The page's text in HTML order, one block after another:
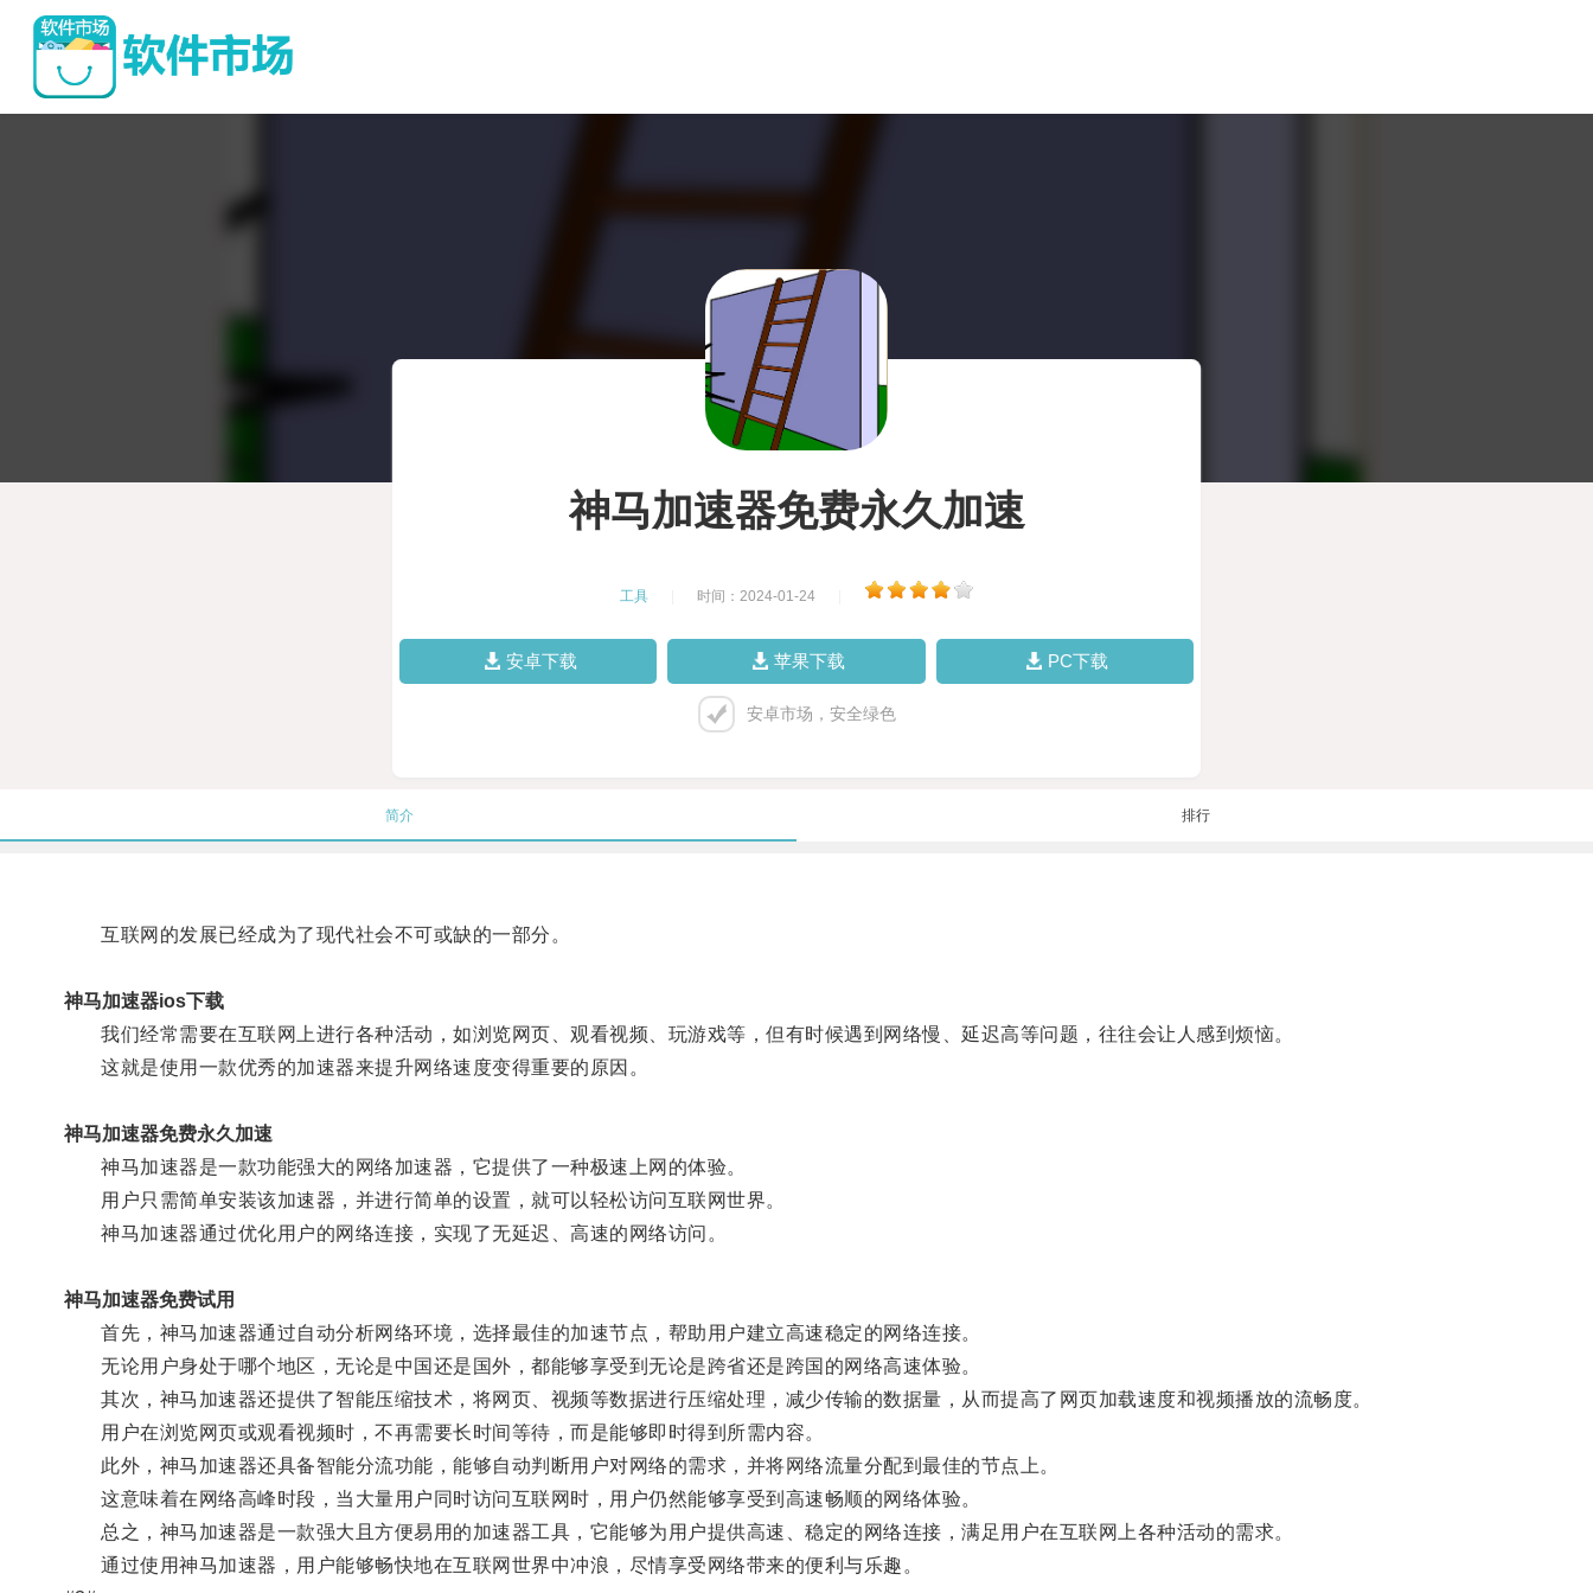
神马加速器免费永久加速
工具 时间：2024-01-24
安卓下载 苹果下载 PC下载
安卓市场，安全绿色
简介 排行
互联网的发展已经成为了现代社会不可或缺的一部分。
神马加速器ios下载
我们经常需要在互联网上进行各种活动，如浏览网页、观看视频、玩游戏等，但有时候遇到网络慢、延迟高等问题，往往会让人感到烦恼。
这就是使用一款优秀的加速器来提升网络速度变得重要的原因。
神马加速器免费永久加速
神马加速器是一款功能强大的网络加速器，它提供了一种极速上网的体验。
用户只需简单安装该加速器，并进行简单的设置，就可以轻松访问互联网世界。
神马加速器通过优化用户的网络连接，实现了无延迟、高速的网络访问。
神马加速器免费试用
首先，神马加速器通过自动分析网络环境，选择最佳的加速节点，帮助用户建立高速稳定的网络连接。
无论用户身处于哪个地区，无论是中国还是国外，都能够享受到无论是跨省还是跨国的网络高速体验。
其次，神马加速器还提供了智能压缩技术，将网页、视频等数据进行压缩处理，减少传输的数据量，从而提高了网页加载速度和视频播放的流畅度。
用户在浏览网页或观看视频时，不再需要长时间等待，而是能够即时得到所需内容。
此外，神马加速器还具备智能分流功能，能够自动判断用户对网络的需求，并将网络流量分配到最佳的节点上。
这意味着在网络高峰时段，当大量用户同时访问互联网时，用户仍然能够享受到高速畅顺的网络体验。
总之，神马加速器是一款强大且方便易用的加速器工具，它能够为用户提供高速、稳定的网络连接，满足用户在互联网上各种活动的需求。
通过使用神马加速器，用户能够畅快地在互联网世界中冲浪，尽情享受网络带来的便利与乐趣。